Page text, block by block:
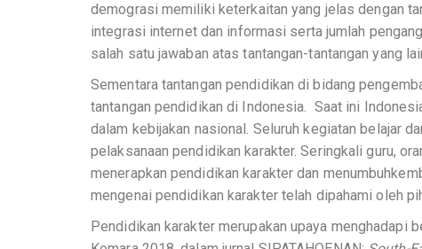
demograsi memiliki keterkaitan yang jelas dengan
integrasi internet dan informasi serta jumlah
salah satu jawaban atas tantangan-tantangan yang
Sementara tantangan pendidikan di bidang
tantangan pendidikan di Indonesia. Saat ini
dalam kebijakan nasional. Seluruh kegiatan belajar
pelaksanaan pendidikan karakter. Seringkali guru,
menerapkan pendidikan karakter dan
mengenai pendidikan karakter telah dipahami oleh
Pendidikan karakter merupakan upaya menghadapi